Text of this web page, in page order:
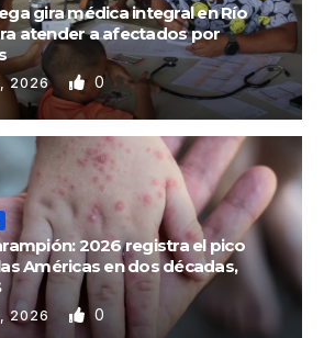
gira médica integral en Río
atender a afectados por
2026 0
2026 registra el pico
Américas en dos décadas,
2026 0